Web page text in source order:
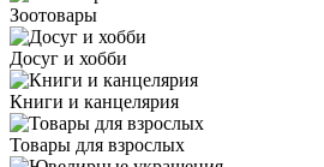
Зоотовары
Досуг и хобби
Книги и канцелярия
Товары для взрослых